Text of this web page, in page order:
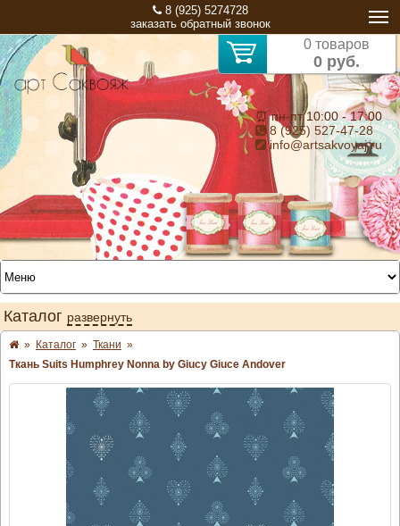
8 (925) 5274728
заказать обратный звонок
0 товаров
0 руб.
⏰ пн-пт 10:00 - 17:00
8 (925) 527-47-28
info@artsakvoyaj.ru
Каталог развернуть
» Каталог » Ткани »
Ткань Suits Humphrey Nonna by Giucy Giuce Andover